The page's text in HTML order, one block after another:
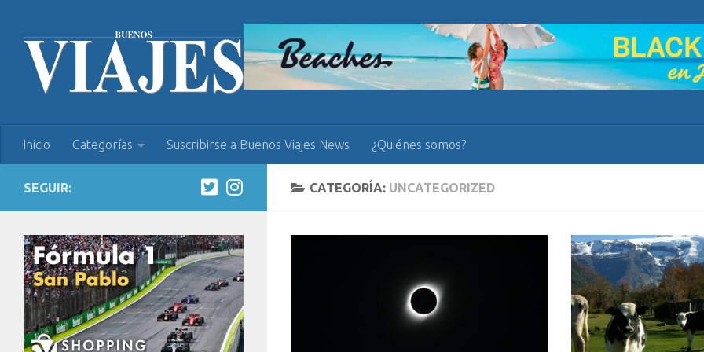
Inicio Categorías Suscribirse a Buenos Viajes News ¿Quiénes somos?
CATEGORÍA: UNCATEGORIZED
SEGUIR: